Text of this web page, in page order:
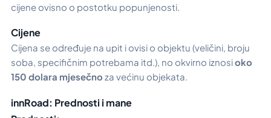
cijene ovisno o postotku popunjenosti.
Cijene
Cijena se određuje na upit i ovisi o objektu (veličini, broju
soba, specifičnim potrebama itd.), no okvirno iznosioko
150 dolara mjesečno za većinu objekata.
innRoad: Prednosti i mane